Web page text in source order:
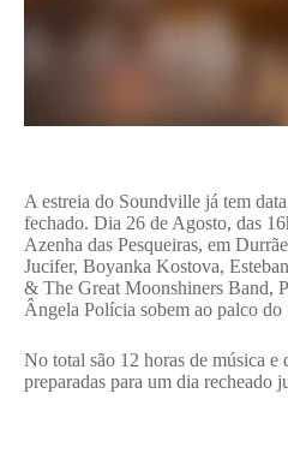
A estreia do Soundville já tem
fechado. Dia 26 de Agosto, das
Azenha das Pesqueiras, em
Jucifer, Boyanka Kostova,
& The Great Moonshiners Band,
Ângela Polícia sobem ao palco
No total são 12 horas de música e
preparadas para um dia recheado